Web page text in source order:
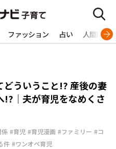
ファッション 占い 人間関係
どういうこと!? 産後の妻
!?｜夫が育児をなめくさ
係 #育児 #育児漫画 #ファミリー #コ
件 #ワンオペ育児